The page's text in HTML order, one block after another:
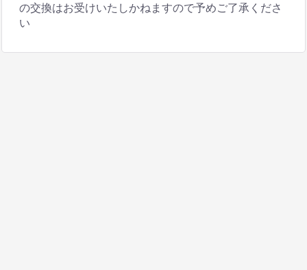
の交換はお受けいたしかねますので予めご了承くださ
い